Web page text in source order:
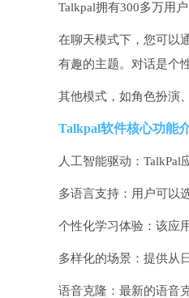
Talkpal拥有300多万用
在聊天模式下，您可以
有趣的主题。对话是个
其他模式，如角色扮演
Talkpal软件核心功能
人工智能驱动：
多语言支持：用户可以
个性化学习体验：该应
多样化的场景：提供从
语音克隆：最新的语音